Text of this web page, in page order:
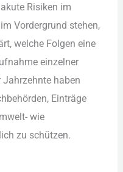
Ris︇iken im
Vor︇dergrund ste︇hen,
wel︇che Fol︇gen ein︇e
ein︇zelner
hab︇en
Ein︇träge
wie︇
zu sch︇ützen.